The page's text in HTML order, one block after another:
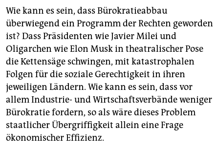
Wie kann es sein, dass Bürokratieabbau
überwiegend ein Programm der Rechten geworden
ist? Dass Präsidenten wie Javier Milei und
Oligarchen wie Elon Musk in theatralischer Pose
die Kettensäge schwingen, mit katastrophalen
Folgen für die soziale Gerechtigkeit in ihren
jeweiligen Ländern. Wie kann es sein, dass vor
allem Industrie- und Wirtschaftsverbände weniger
Bürokratie fordern, so als wäre dieses Problem
staatlicher Übergriffigkeit allein eine Frage
ökonomischer Effizienz.